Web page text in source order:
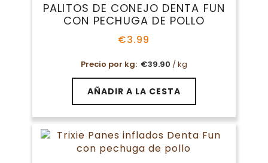
PALITOS DE CONEJO DENTA FUN
CON PECHUGA DE POLLO
€3.99
Precio por kg: €39.90 / kg
AÑADIR A LA CESTA